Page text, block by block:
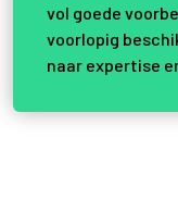
vol goede
voorlopig
naar expertise